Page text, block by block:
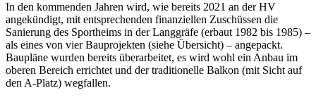
In den kommenden Jahren wird, wie bereits 2021 an der HV
angekündigt, mit entsprechenden finanziellen Zuschüssen die
Sanierung des Sportheims in der Langgräfe (erbaut 1982 bis 1985) –
als eines von vier Bauprojekten (siehe Übersicht) – angepackt.
Baupläne wurden bereits überarbeitet, es wird wohl ein Anbau im
oberen Bereich errichtet und der traditionelle Balkon (mit Sicht auf
den A-Platz) wegfallen.